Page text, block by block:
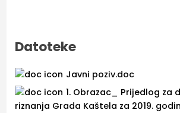
Datoteke
Javni poziv.doc
1. Obrazac_ Prijedlog za
riznanja Grada Kaštela za 2019.